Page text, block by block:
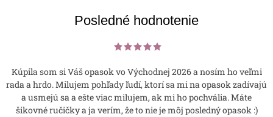
Posledné hodnotenie
Kúpila som si Váš opasok vo Východnej 2026 a nosím ho veľmi
rada a hrdo. Milujem pohľady ľudí, ktorí sa mi na opasok zadívajú
a usmejú sa a ešte viac milujem, ak mi ho pochvália. Máte
šikovné ručičky a ja verím, že to nie je môj posledný opasok :)